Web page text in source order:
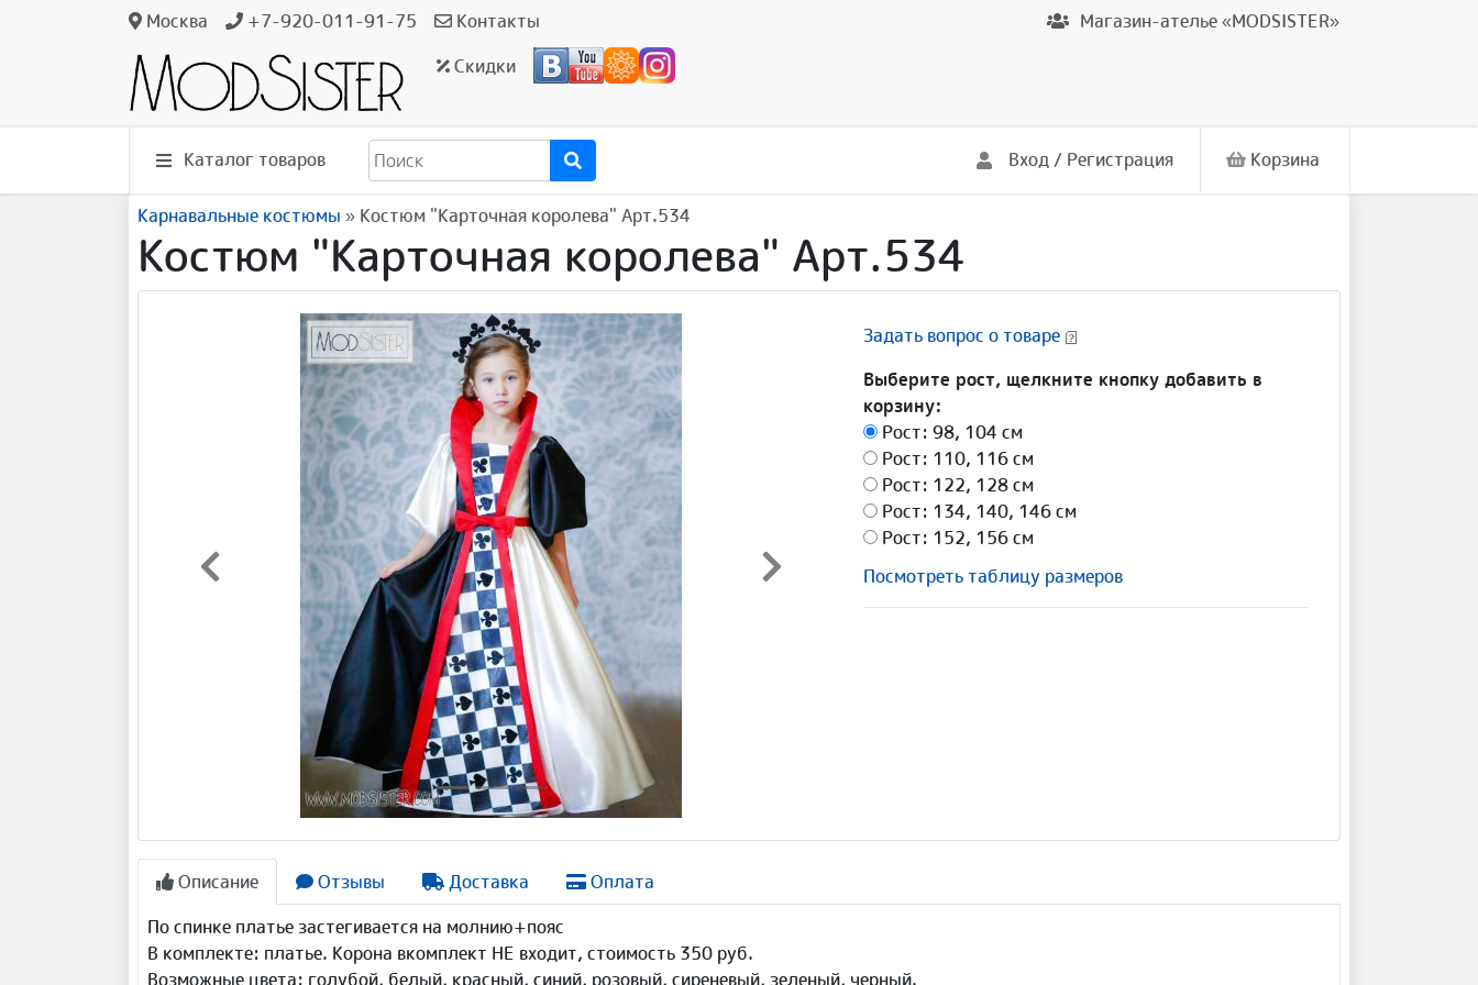
Магазин-ателье «MODSISTER»
Москва +7-920-011-91-75
Контакты
Скидки
Каталог товаров Корзина
Вход / Регистрация
Карнавальные костюмы » Костюм "Карточная королева" Арт.534
Костюм "Карточная королева" Арт.534
Предыдущая Следующая
Задать вопрос о товаре
Выберите рост, щелкните кнопку добавить в
корзину:
Рост: 98, 104 см
Рост: 110, 116 см
Рост: 122, 128 см
Рост: 134, 140, 146 см
Рост: 152, 156 см
Посмотреть таблицу размеров
Описание Отзывы Доставка
Оплата
По спинке платье застегивается на молнию+пояс
В комплекте: платье. Корона вкомплект НЕ входит, стоимость 350 руб.
Возможные цвета: голубой, белый, красный, синий, розовый, сиреневый, зеленый, черный.